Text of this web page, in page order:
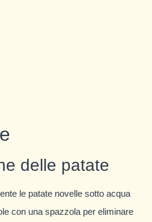
delle patate
le patate novelle sotto acqua
con una spazzola per eliminare